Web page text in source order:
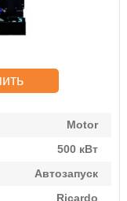
Motor
500 кВт
Автозапуск
Ricardo